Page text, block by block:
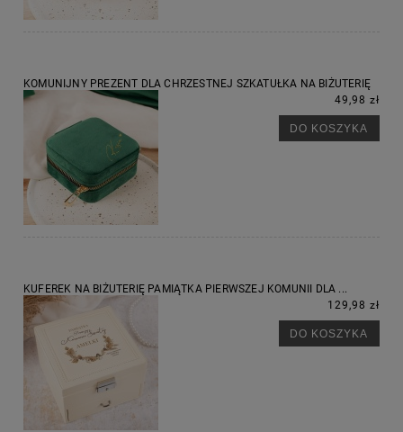
KOMUNIJNY PREZENT DLA CHRZESTNEJ SZKATUŁKA NA BIŻUTERIĘ
49,98 zł
DO KOSZYKA
KUFEREK NA BIŻUTERIĘ PAMIĄTKA PIERWSZEJ KOMUNII DLA ...
129,98 zł
DO KOSZYKA